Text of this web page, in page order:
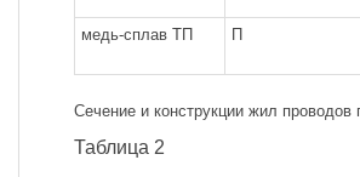
медь-сплав ТП П
Сечение и конструкции жил проводов
Таблица 2